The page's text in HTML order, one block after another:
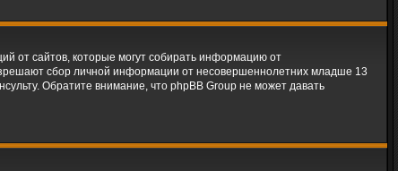
от сайтов, которые могут собирать информацию от
сбор личной информации от несовершеннолетних младше 13
Обратите внимание, что phpBB Group не может давать